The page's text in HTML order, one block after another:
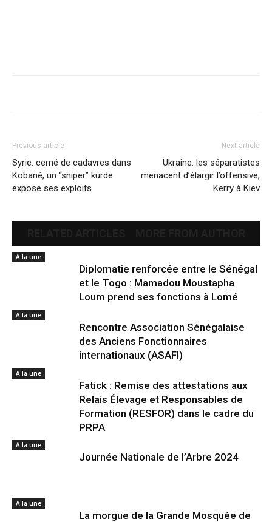
Previous article
Syrie: cerné de cadavres dans
Kobané, un “sniper” kurde
expose ses exploits
Next article
Ukraine: les séparatistes
menacent d’élargir l’offensive,
Kerry à Kiev
A la une
Diplomatie renforcée entre le Sénégal
et le Togo : Mamadou Moustapha
Loum prend ses fonctions à Lomé
A la une
Rencontre Association Sénégalaise
des Anciens Fonctionnaires
internationaux (ASAFI)
A la une
Fatick : Remise des attestations aux
Relais Élevage et Responsables de
Formation (RESFOR) dans le cadre du
PRPA
A la une
Journée Nationale de l’Arbre 2024
A la une
La morgue de la Grande Mosquée de